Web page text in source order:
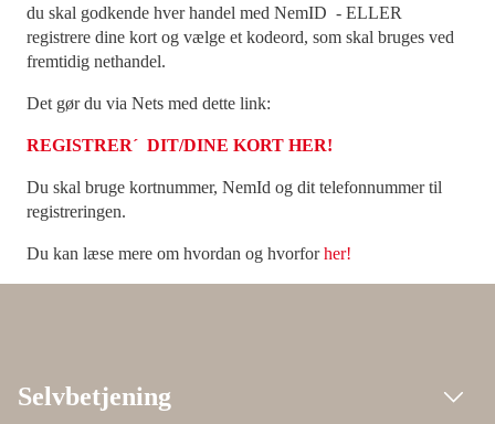
du skal godkende hver handel med NemID - ELLER
registrere dine kort og vælge et kodeord, som skal bruges ved
fremtidig nethandel.
Det gør du via Nets med dette link:
REGISTRER´ DIT/DINE KORT HER!
Du skal bruge kortnummer, NemId og dit telefonnummer til
registreringen.
Du kan læse mere om hvordan og hvorforher!
Selvbetjening